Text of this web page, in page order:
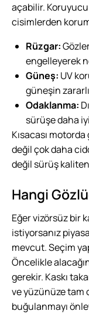
açabilir.
cisimlerden
Rüzgar:
engelleyerek
Güneş: UV
güneşin
Odaklanma:
sürüşe daha
Kısacası
değil çok daha
değil sürüş
Hangi
Eğer vizörsüz bir
istiyorsanız
mevcut. Seçim
Öncelikle
gerekir. Kaskı
ve yüzünüze tam
buğulanmayı